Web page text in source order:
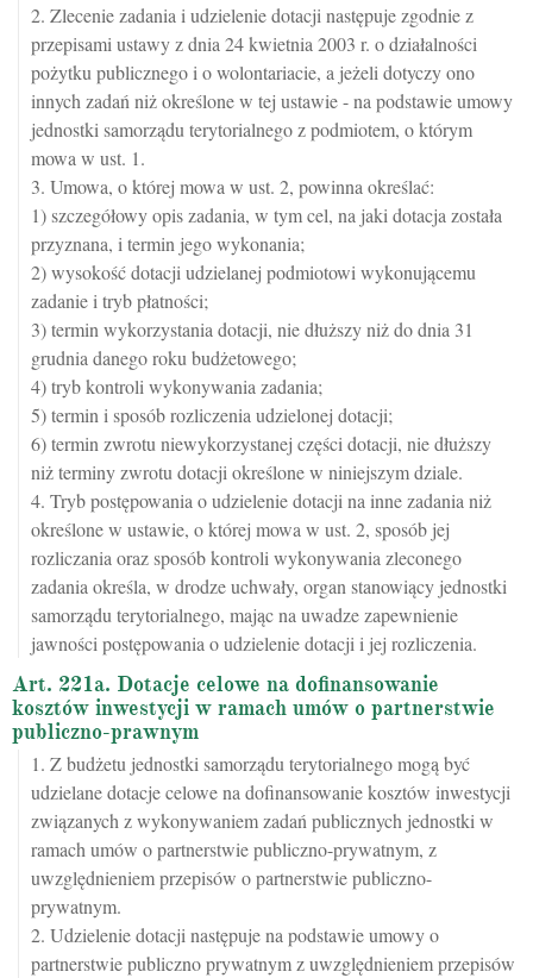
2. Zlecenie zadania i udzielenie dotacji następuje zgodnie z
przepisami ustawy z dnia 24 kwietnia 2003 r. o działalności
pożytku publicznego i o wolontariacie, a jeżeli dotyczy ono
innych zadań niż określone w tej ustawie - na podstawie umowy
jednostki samorządu terytorialnego z podmiotem, o którym
mowa w ust. 1.
3. Umowa, o której mowa w ust. 2, powinna określać:
1) szczegółowy opis zadania, w tym cel, na jaki dotacja została
przyznana, i termin jego wykonania;
2) wysokość dotacji udzielanej podmiotowi wykonującemu
zadanie i tryb płatności;
3) termin wykorzystania dotacji, nie dłuższy niż do dnia 31
grudnia danego roku budżetowego;
4) tryb kontroli wykonywania zadania;
5) termin i sposób rozliczenia udzielonej dotacji;
6) termin zwrotu niewykorzystanej części dotacji, nie dłuższy
niż terminy zwrotu dotacji określone w niniejszym dziale.
4. Tryb postępowania o udzielenie dotacji na inne zadania niż
określone w ustawie, o której mowa w ust. 2, sposób jej
rozliczania oraz sposób kontroli wykonywania zleconego
zadania określa, w drodze uchwały, organ stanowiący jednostki
samorządu terytorialnego, mając na uwadze zapewnienie
jawności postępowania o udzielenie dotacji i jej rozliczenia.
Art. 221a. Dotacje celowe na dofinansowanie
kosztów inwestycji w ramach umów o partnerstwie
publiczno-prawnym
1. Z budżetu jednostki samorządu terytorialnego mogą być
udzielane dotacje celowe na dofinansowanie kosztów inwestycji
związanych z wykonywaniem zadań publicznych jednostki w
ramach umów o partnerstwie publiczno-prywatnym, z
uwzględnieniem przepisów o partnerstwie publiczno-
prywatnym.
2. Udzielenie dotacji następuje na podstawie umowy o
partnerstwie publiczno prywatnym z uwzględnieniem przepisów